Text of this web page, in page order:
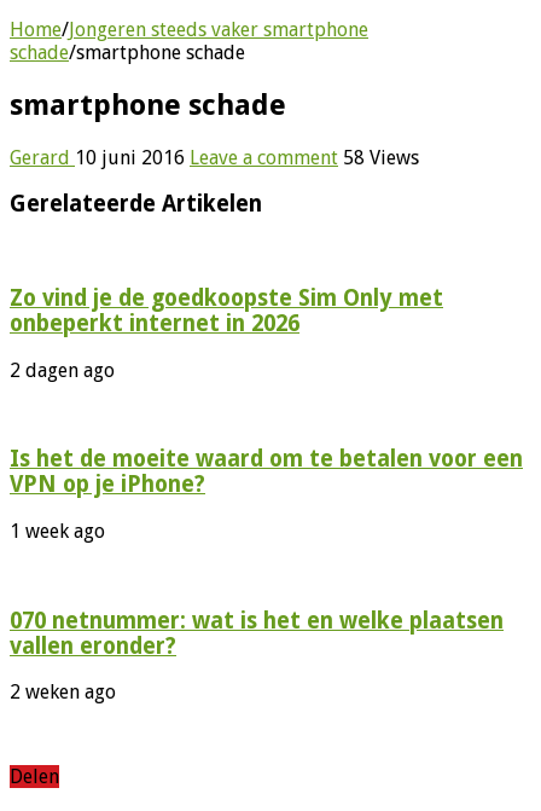
Home/Jongeren steeds vaker smartphone
schade/smartphone schade
smartphone schade
Gerard 10 juni 2016 Leave a comment 58 Views
Gerelateerde Artikelen
Zo vind je de goedkoopste Sim Only met
onbeperkt internet in 2026
2 dagen ago
Is het de moeite waard om te betalen voor een
VPN op je iPhone?
1 week ago
070 netnummer: wat is het en welke plaatsen
vallen eronder?
2 weken ago
Delen